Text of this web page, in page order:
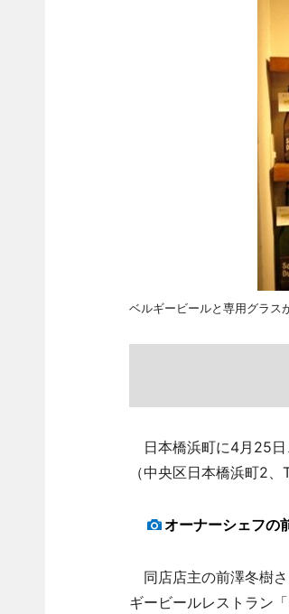
ベルギービールと専用グラス
日本橋浜町に4月25日
（中央区日本橋浜町2、
オーナーシェフの
同店店主の前澤冬樹
ギービールレストラン